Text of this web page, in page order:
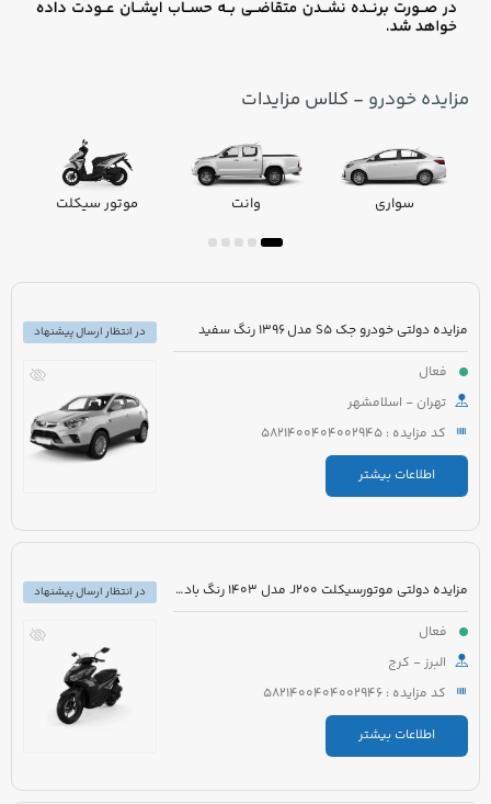
مزایده خودرو - کلاس مزایدات
سواری وانت موتور سیکلت
مزایده دولتی خودرو جک S5 مدل 1396 رنگ سفید
فعال
تهران - اسلامشهر
کد مزایده : 5821400404002945
اطلاعات بیشتر
در انتظار ارسال پیشنهاد
مزایده دولتی موتورسیکلت J200 مدل 1403 رنگ بادمجانی
فعال
البرز - کرج
کد مزایده : 5821400404002946
اطلاعات بیشتر
در انتظار ارسال پیشنهاد